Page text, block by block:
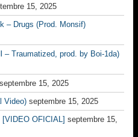
15, 2025
– Drugs (Prod. Monsif)
– Traumatized, prod. by Boi-1da)
septembre 15, 2025
Video) septembre 15, 2025
OFICIAL] septembre 15,